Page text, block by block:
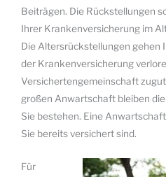
Beiträgen. Die Rückstellungen
Ihrer Krankenversicherung im
Die Altersrückstellungen gehen
der Krankenversicherung
Versichertengemeinschaft
großen Anwartschaft bleiben
Sie bestehen. Eine
Sie bereits versichert sind.
Für